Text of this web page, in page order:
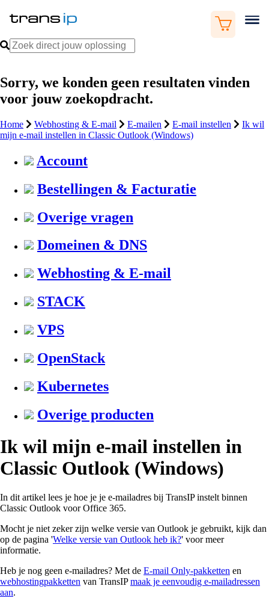
Sorry, we konden geen resultaten vinden
voor jouw zoekopdracht.
Home Webhosting & E-mail E-mailen E-mail instellen
Ik wil
mijn e-mail instellen in Classic Outlook (Windows)
Account
Bestellingen & Facturatie
Overige vragen
Domeinen & DNS
Webhosting & E-mail
STACK
VPS
OpenStack
Kubernetes
Overige producten
Ik wil mijn e-mail instellen in
Classic Outlook (Windows)
In dit artikel lees je hoe je je e-mailadres bij TransIP instelt binnen
Classic Outlook voor Office 365.
Mocht je niet zeker zijn welke versie van Outlook je gebruikt, kijk dan
op de pagina 'Welke versie van Outlook heb ik?' voor meer
informatie.
Heb je nog geen e-mailadres? Met de E-mail Only-pakketten en
webhostingpakketten van TransIPmaak je eenvoudig e-mailadressen
aan.